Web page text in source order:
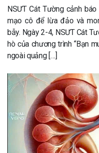
NSƯT Cát Tường cảnh
mạo cô để lừa đảo và
bẫy. Ngày 2-4, NSƯT Cát
hò của chương trình “Bạn
ngoài quảng […]